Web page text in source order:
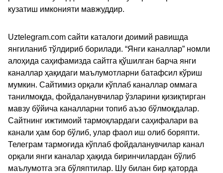
кузатиш имконияти мавжуддир.
Uztelegram.com сайти каталоги доимий равишда
янгиланиб тўлдириб борилади. “Янги каналлар” номли
алоҳида саҳифамизда сайтга қўшилган барча янги
каналлар ҳақидаги маълумотларни батафсил кўриш
мумкин. Сайтимиз орқали кўплаб каналлар оммага
танилмоқда, фойдаланувчилар ўзларини қизиқтирган
мавзу бўйича каналларни топиб аъзо бўлмоқдалар.
Сайтнинг ижтимоий тармоқлардаги саҳифалари ва
канали ҳам бор бўлиб, улар фаол иш олиб боряпти.
Телеграм тармоғида кўплаб фойдаланувчилар канал
орқали янги каналар ҳақида биринчилардан бўлиб
маълумотга эга бўляптилар. Шу билан бир қаторда